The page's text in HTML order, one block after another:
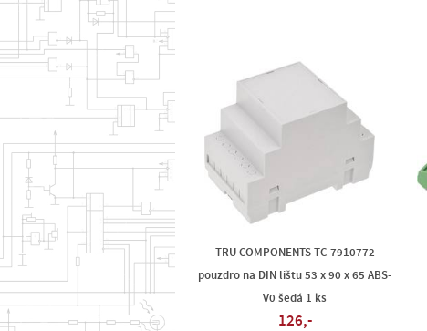
TRU COMPONENTS TC-7910772
pouzdro na DIN lištu 53 x 90 x 65 ABS-
V0 šedá 1 ks
126,-